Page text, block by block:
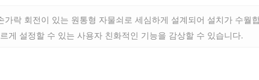
락 회전이 있는 원통형 자물쇠로 세심하게 설계되어 설치가 수월
게 설정할 수 있는 사용자 친화적인 기능을 감상할 수 있습니다.